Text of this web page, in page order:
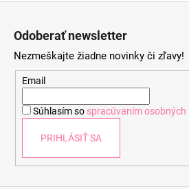
Odoberať newsletter
Nezmeškajte žiadne novinky či zľavy!
Email
Súhlasím so spracúvaním osobných
PRIHLÁSIŤ SA